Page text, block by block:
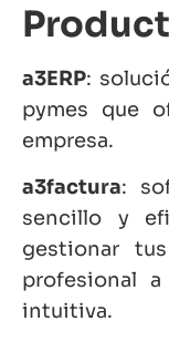
a3ERP:
pymes que
empresa.
a3factura:
sencillo y
gestionar
profesional
intuitiva.